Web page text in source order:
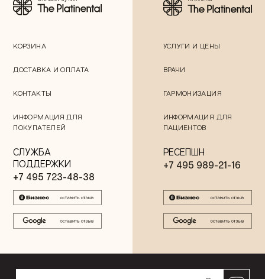
КОРЗИНА
ДОСТАВКА И ОПЛАТА
КОНТАКТЫ
ИНФОРМАЦИЯ ДЛЯ
ПОКУПАТЕЛЕЙ
СЛУЖБА
ПОДДЕРЖКИ
+7 495 723-48-38
УСЛУГИ И ЦЕНЫ
ВРАЧИ
ГАРМОНИЗАЦИЯ
ИНФОРМАЦИЯ ДЛЯ
ПАЦИЕНТОВ
РЕСЕПШН
+7 495 989-21-16